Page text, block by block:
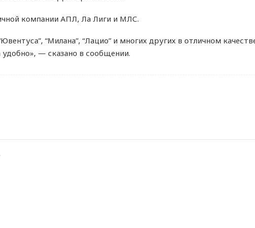
компании АПЛ, Ла Лиги и МЛС.
“Милана”, “Лацио” и многих других в отличном
— сказано в сообщении.